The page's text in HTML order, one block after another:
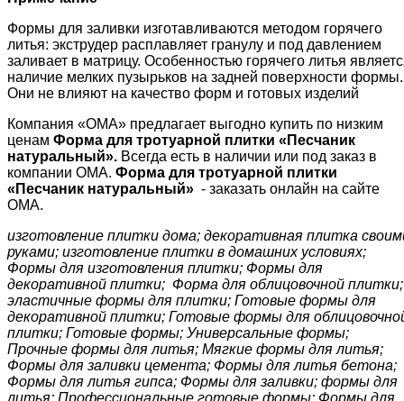
Формы для заливки изготавливаются методом горячего
литья: экструдер расплавляет гранулу и под давлением
заливает в матрицу. Особенностью горячего литья
наличие мелких пузырьков на задней поверхности формы.
Они не влияют на качество форм и готовых изделий
Компания «ОМА» предлагает выгодно купить по низким
ценам Форма для тротуарной плитки « Песчаник
натуральный». Всегда есть в наличии или под заказ в
компании ОМА. Форма для тротуарной плитки
« Песчаник натуральный» - заказать онлайн на сайте
ОМА.
изготовление плитки дома; декоративная плитка
руками; изготовление плитки в домашних условиях;
Формы для изготовления плитки; Формы для
декоративной плитки; Форма для облицовочной плитки;
эластичные формы для плитки; Готовые формы для
декоративной плитки; Готовые формы для
плитки; Готовые формы; Универсальные формы;
Прочные формы для литья; Мягкие формы для литья;
Формы для заливки цемента; Формы для литья бетона;
Формы для литья гипса; Формы для заливки; формы для
литья; Профессиональные готовые формы; Формы для